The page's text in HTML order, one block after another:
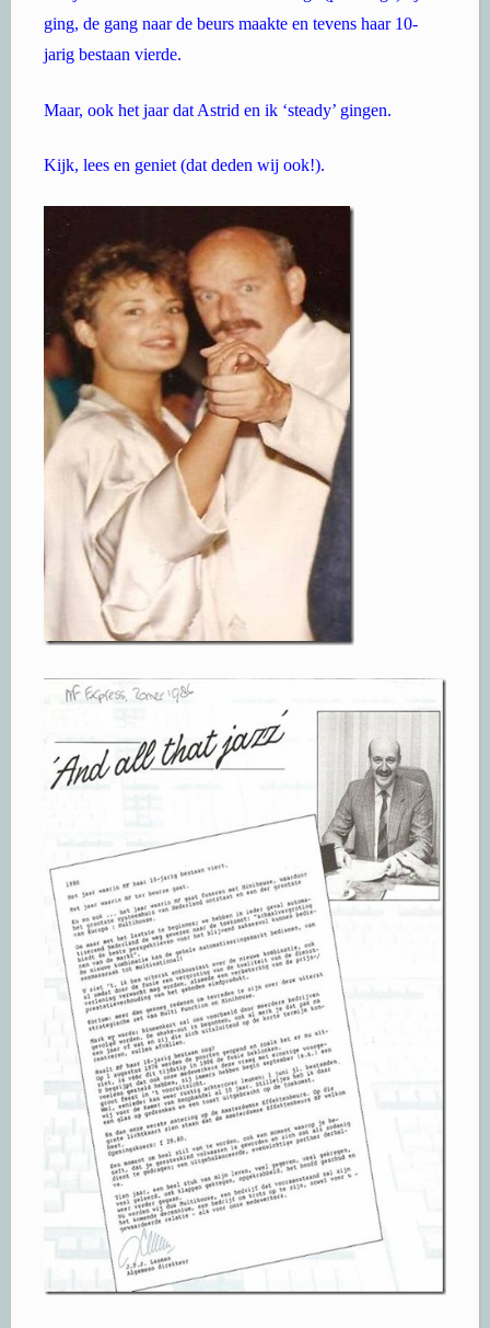
ging, de gang naar de beurs maakte en tevens haar 10-
jarig bestaan vierde.
Maar, ook het jaar dat Astrid en ik ‘steady’ gingen.
Kijk, lees en geniet (dat deden wij ook!).